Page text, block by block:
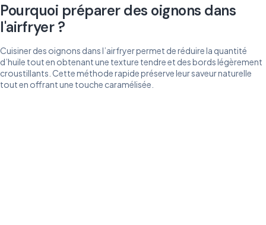
Pourquoi préparer des oignons dans
l'airfryer ?
Cuisiner des oignons dans l’airfryer permet de réduire la quantité
d’huile tout en obtenant une texture tendre et des bords légèrement
croustillants. Cette méthode rapide préserve leur saveur naturelle
tout en offrant une touche caramélisée.